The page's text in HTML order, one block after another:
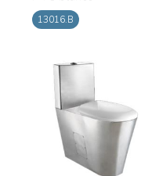
13016.B